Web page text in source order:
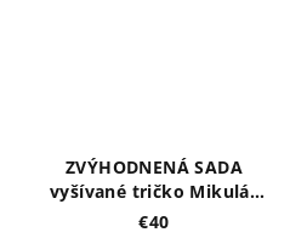
ZVÝHODNENÁ SADA
vyšívané tričko Mikuláš
VÝŠIVKOU MENA - výber
€40